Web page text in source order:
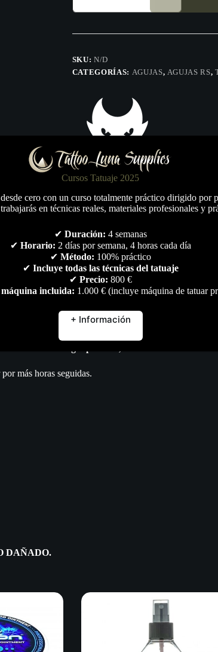
Shader
caja
30
agujas
cantidad
SKU:N/D
CATEGORÍAS: AGUJAS, AGUJAS RS,
Información adicional Marca
más horas seguidas.
DAÑADO.
Cursos Tatuaje 2025
cero con un curso totalmente práctico dirigido por
en técnicas reales, materiales profesionales y
✔ Duración: 4 semanas
✔ Horario: 2 días por semana, 4 horas cada día
✔ Método: 100% práctico
✔ Incluye todas las técnicas del tatuaje
✔ Precio: 800 €
incluida: 1.000 € (incluye máquina de tatuar
+ Información